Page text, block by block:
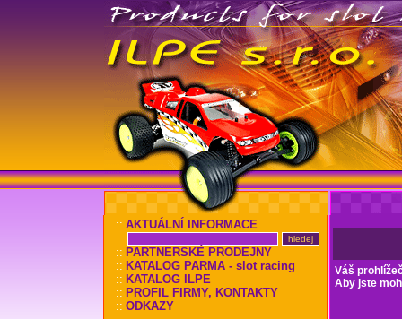
:: AKTUÁLNÍ INFORMACE
:: PARTNERSKÉ PRODEJNY
:: KATALOG PARMA - slot racing
:: KATALOG ILPE
:: PROFIL FIRMY, KONTAKTY
:: ODKAZY
Váš
Aby jste